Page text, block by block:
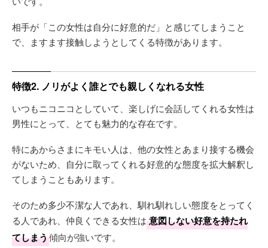
相手が「この女性は自分に好意的だ」と感じてしまうこと
で、ますます接触しようとしてくる特徴があります。
特徴2. ノリがよく誰とでも親しくなれる女性
いつもニコニコとしていて、楽しげに会話してくれる女性は
男性にとって、とても魅力的な存在です。
特にあからさまにキモい人は、他の女性とあまり接する機会
がないため、自分に取ってくれる好意的な態度を拡大解釈し
てしまうこともあります。
そのため多少不潔な人であれ、馴れ馴れしい態度をとってく
る人であれ、仲良くできる女性は 意図しない好意を持たれ
てしまう傾向が強いです。